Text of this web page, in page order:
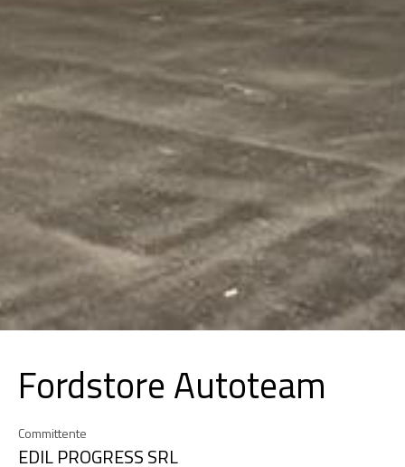
Committente
EDIL PROGRESS SRL
Fordstore Autoteam